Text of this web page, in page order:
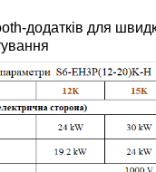
додатків для